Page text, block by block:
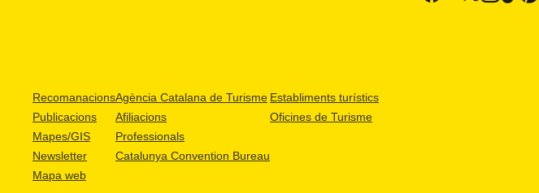
Recomanacions
Publicacions
Mapes/GIS
Newsletter
Mapa web
Agència Catalana de Turisme
Afiliacions
Professionals
Catalunya Convention Bureau
Establiments turístics
Oficines de Turisme